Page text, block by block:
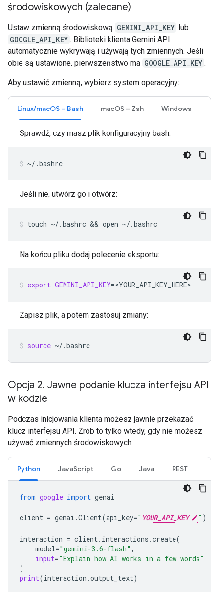
środowiskowych (zalecane)
Ustaw zmienną środowiskową GEMINI_API_KEY lub
GOOGLE_API_KEY . Biblioteki klienta Gemini API
automatycznie wykrywają i używają tych zmiennych. Jeśli
obie są ustawione, pierwszeństwo ma GOOGLE_API_KEY .
Aby ustawić zmienną, wybierz system operacyjny:
Linux/macOS – Bash macOS – Zsh Windows
Sprawdź, czy masz plik konfiguracyjny bash:
~/.bashrc
Jeśli nie, utwórz go i otwórz:
touch ~/.bashrc && open ~/.bashrc
Na końcu pliku dodaj polecenie eksportu:
export GEMINI_API_KEY=<YOUR_API_KEY_HERE>
Zapisz plik, a potem zastosuj zmiany:
source ~/.bashrc
Opcja 2. Jawne podanie klucza interfejsu API
w kodzie
Podczas inicjowania klienta możesz jawnie przekazać
klucz interfejsu API. Zrób to tylko wtedy, gdy nie możesz
używać zmiennych środowiskowych.
Python JavaScript Go Java REST
from google import genai
client = genai .Client(api_key=" YOUR_API_KEY " )
interaction = client. interactions .create(
model="gemini-3.6-flash" ,
input="Explain how AI works in a few words"
)
print(interaction .output_text)